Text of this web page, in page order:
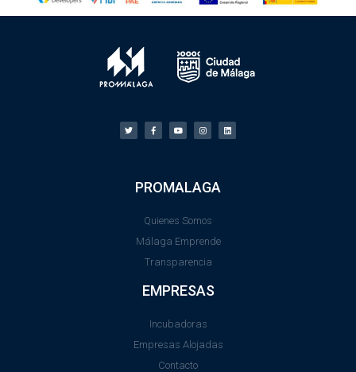
PROMALAGA
Quienes Somos
Málaga Emprende
Transparencia
EMPRESAS
Incubadoras
Empresas Alojadas
Contacto